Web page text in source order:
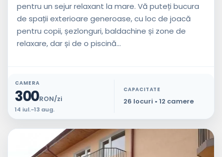
pentru un sejur relaxant la mare. Vă puteți bucura
de spații exterioare generoase, cu loc de joacă
pentru copii, șezlonguri, baldachine și zone de
relaxare, dar și de o piscină...
CAMERA
300RON/zi
14 iul.-13 aug.
CAPACITATE
26 locuri • 12 camere